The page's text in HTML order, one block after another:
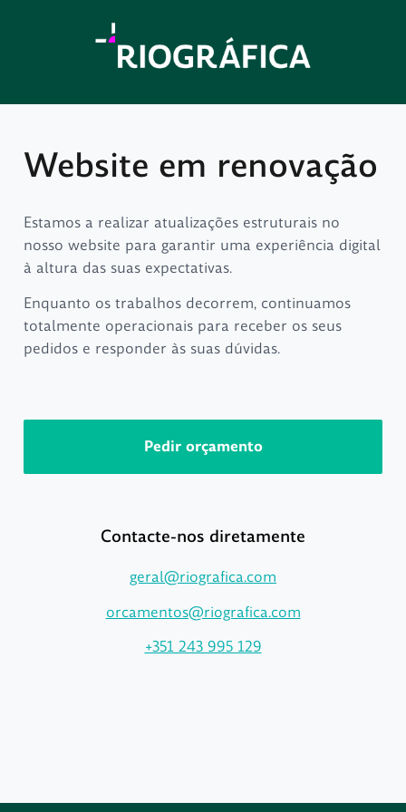
Website em renovação
Estamos a realizar atualizações estruturais no
nosso website para garantir uma experiência digital
à altura das suas expectativas.
Enquanto os trabalhos decorrem, continuamos
totalmente operacionais para receber os seus
pedidos e responder às suas dúvidas.
Pedir orçamento
Contacte-nos diretamente
geral@riografica.com
orcamentos@riografica.com
+351 243 995 129